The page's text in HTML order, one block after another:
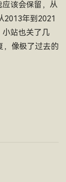
该会保留，从
2013年到2021
站也关了几
，像极了过去的